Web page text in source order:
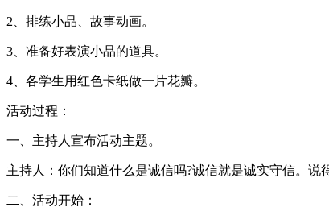
2、排练小品、故事动画。
3、准备好表演小品的道具。
4、各学生用红色卡纸做一片花瓣。
活动过程：
一、主持人宣布活动主题。
主持人：你们知道什么是诚信吗?诚信就是诚实守信。
二、活动开始：